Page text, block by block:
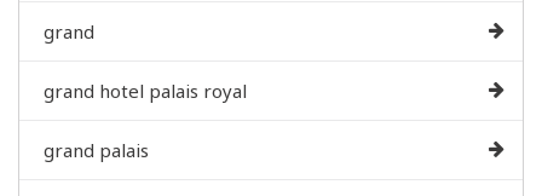
grand
grand hotel palais royal
grand palais